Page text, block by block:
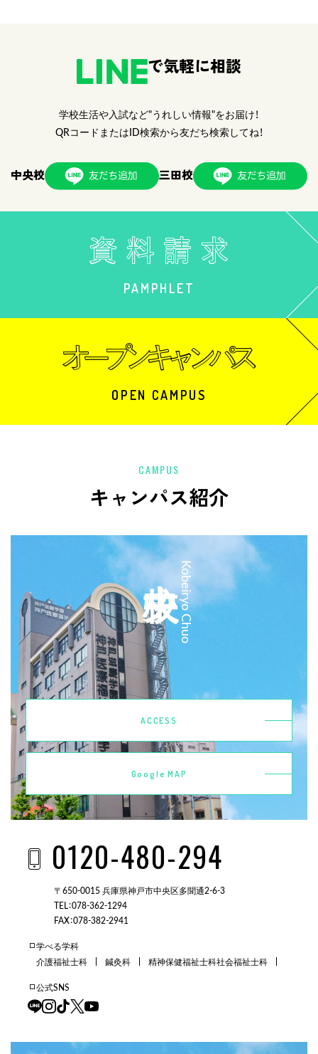
で気軽に相談
学校生活や入試など"うれしい情報"をお届け！
QRコードまたはID検索から友だち検索してね！
中央校 三田校
PAMPHLET
OPEN CAMPUS
CAMPUS
キャンパス紹介
Kobeiryo Chuo
ACCESS
Google MAP
0120-480-294
〒650-0015 兵庫県神戸市中央区多聞通2-6-3
TEL：078-362-1294
FAX：078-382-2941
学べる学科
介護福祉士科
鍼灸科 精神保健福祉士科社会福祉士科
公式SNS